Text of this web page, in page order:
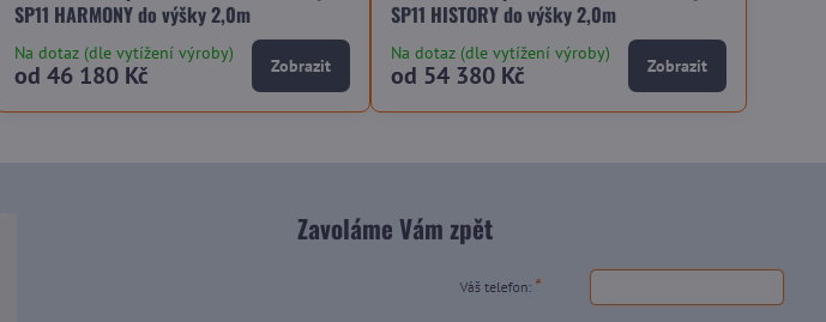
SP11 HARMONY do výšky 2,0m
Na dotaz (dle vytížení výroby)
od 46 180 Kč Zobrazit
SP11 HISTORY do výšky 2,0m
Na dotaz (dle vytížení výroby)
od 54 380 Kč Zobrazit
Zavoláme Vám zpět